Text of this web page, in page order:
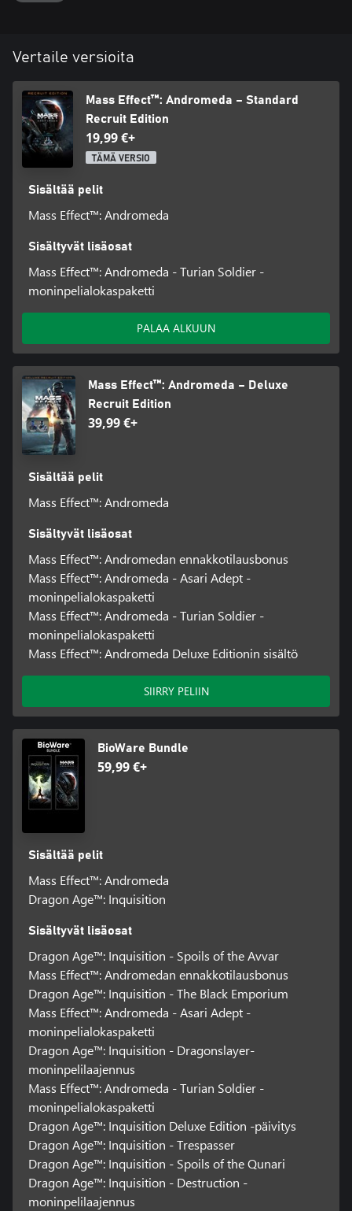
Vertaile versioita
Mass Effect™: Andromeda – Standard
Recruit Edition
19,99 €+
TÄMÄ VERSIO
Sisältää pelit
Mass Effect™: Andromeda
Sisältyvät lisäosat
Mass Effect™: Andromeda - Turian Soldier -
moninpelialokaspaketti
PALAA ALKUUN
Mass Effect™: Andromeda – Deluxe
Recruit Edition
39,99 €+
Sisältää pelit
Mass Effect™: Andromeda
Sisältyvät lisäosat
Mass Effect™: Andromedan ennakkotilausbonus
Mass Effect™: Andromeda - Asari Adept -
moninpelialokaspaketti
Mass Effect™: Andromeda - Turian Soldier -
moninpelialokaspaketti
Mass Effect™: Andromeda Deluxe Editionin sisältö
SIIRRY PELIIN
BioWare Bundle
59,99 €+
Sisältää pelit
Mass Effect™: Andromeda
Dragon Age™: Inquisition
Sisältyvät lisäosat
Dragon Age™: Inquisition - Spoils of the Avvar
Mass Effect™: Andromedan ennakkotilausbonus
Dragon Age™: Inquisition - The Black Emporium
Mass Effect™: Andromeda - Asari Adept -
moninpelialokaspaketti
Dragon Age™: Inquisition - Dragonslayer-
moninpelilaajennus
Mass Effect™: Andromeda - Turian Soldier -
moninpelialokaspaketti
Dragon Age™: Inquisition Deluxe Edition -päivitys
Dragon Age™: Inquisition - Trespasser
Dragon Age™: Inquisition - Spoils of the Qunari
Dragon Age™: Inquisition - Destruction -
moninpelilaajennus